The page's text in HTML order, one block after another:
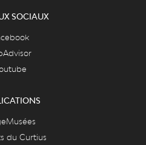
SOCIAUX
du Curtius